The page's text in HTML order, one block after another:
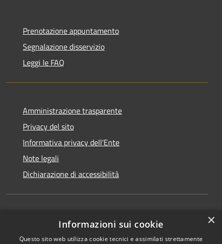
Prenotazione appuntamento
Segnalazione disservizio
Leggi le FAQ
Amministrazione trasparente
Privacy del sito
Informativa privacy dell'Ente
Note legali
Dichiarazione di accessibilità
Newsletter ×
Informazioni sui cookie
Questo sito web utilizza cookie tecnici e assimilati strettamente